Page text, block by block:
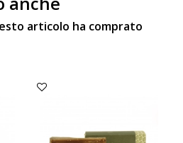
articolo ha comprato